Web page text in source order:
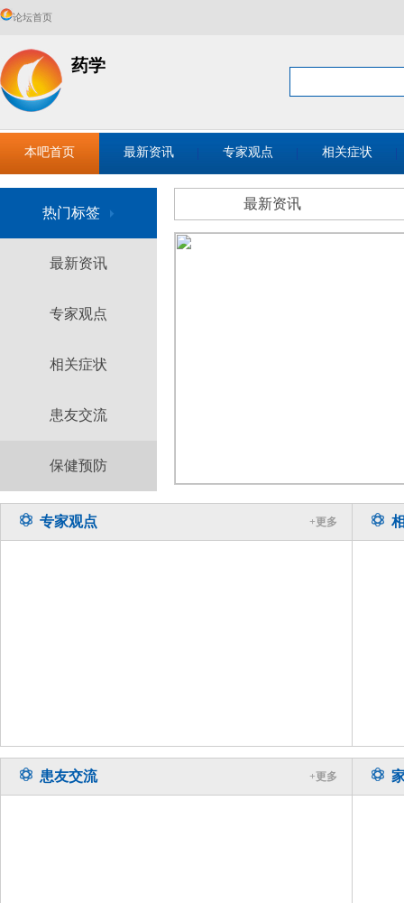
论坛首页
药学
本吧首页 最新资讯 专家观点 相关症状
热门标签
最新资讯
专家观点
相关症状
患友交流
保健预防
最新资讯
专家观点 +更多
患友交流 +更多